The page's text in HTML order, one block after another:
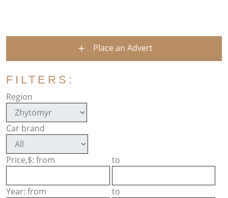
Place an Advert
FILTERS:
Region
Car brand
Price,$: from to
Year: from to